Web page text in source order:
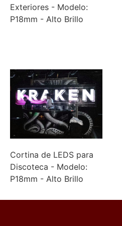
Exteriores - Modelo:
P18mm - Alto Brillo
Cortina de LEDS para
Discoteca - Modelo:
P18mm - Alto Brillo